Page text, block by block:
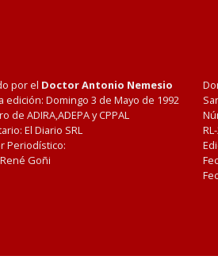
por el Doctor Antonio Nemesio
edición: Domingo 3 de Mayo de 1992
de ADIRA,ADEPA y CPPAL
El Diario SRL
Periodístico:
Goñi